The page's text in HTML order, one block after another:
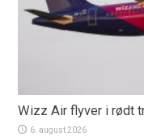
Wizz Air flyver i rødt
6. august 2026